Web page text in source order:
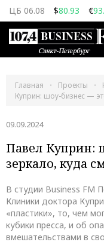
ЦБ 06.08 $80.93 €
Главная Проекты
Куприн: шоу-бизнес —
09.09.2024
Павел Куприн:
зеркало, куда
В студии Business FM
Клиники доктора
«пластики», то, чем
кубики пресса, и об
вмешательствами в